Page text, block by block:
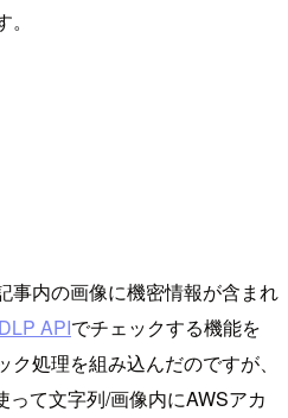
事内の画像に機密情報が含まれ
APIでチェックする機能を
処理を組み込んだのですが、
て文字列/画像内にAWSアカ